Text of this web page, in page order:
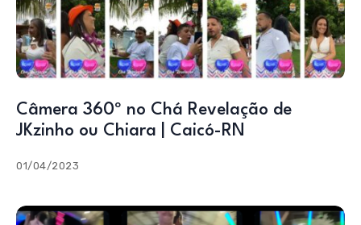
Câmera 360º no Chá Revelação de
JKzinho ou Chiara | Caicó-RN
01/04/2023